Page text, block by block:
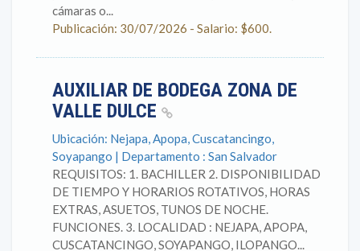
cámaras o...
Publicación: 30/07/2026 - Salario: $600.
AUXILIAR DE BODEGA ZONA DE
VALLE DULCE
Ubicación: Nejapa, Apopa, Cuscatancingo,
Soyapango | Departamento : San Salvador
REQUISITOS: 1. BACHILLER 2. DISPONIBILIDAD
DE TIEMPO Y HORARIOS ROTATIVOS, HORAS
EXTRAS, ASUETOS, TUNOS DE NOCHE.
FUNCIONES. 3. LOCALIDAD : NEJAPA, APOPA,
CUSCATANCINGO, SOYAPANGO, ILOPANGO...